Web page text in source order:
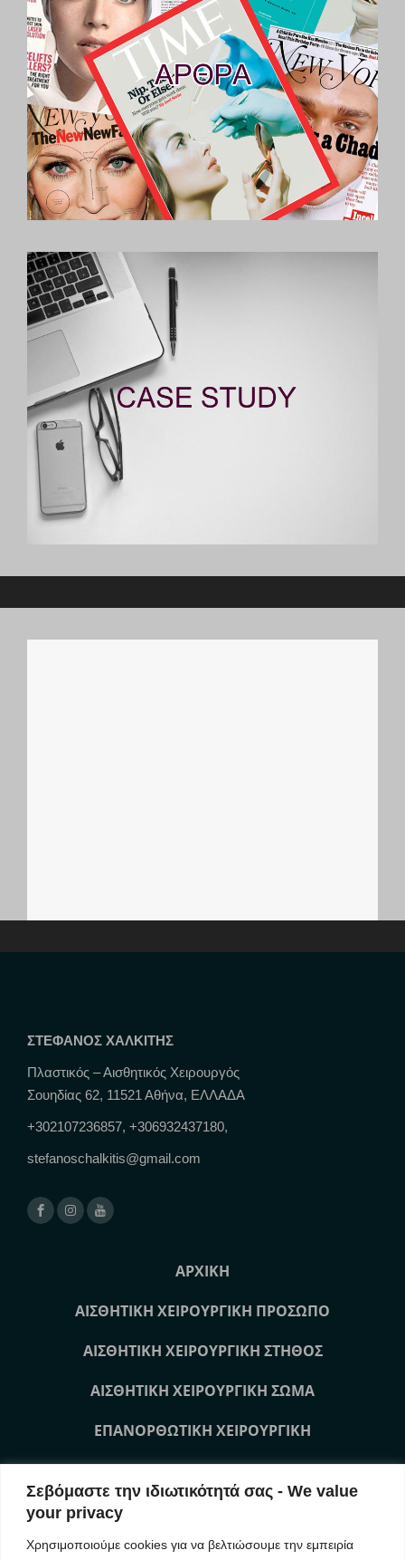
Σεβόμαστε την ιδιωτικότητά σας - We value
your privacy
Χρησιμοποιούμε cookies για να βελτιώσουμε την εμπειρία
ΣΤΕΦΑΝΟΣ ΧΑΛΚΙΤΗΣ
Πλαστικός – Αισθητικός Χειρουργός
Σουηδίας 62, 11521 Αθήνα, ΕΛΛΑΔΑ
+302107236857, +306932437180,
stefanoschalkitis@gmail.com
ΑΡΧΙΚΗ
ΑΙΣΘΗΤΙΚΗ ΧΕΙΡΟΥΡΓΙΚΗ ΠΡΟΣΩΠΟ
ΑΙΣΘΗΤΙΚΗ ΧΕΙΡΟΥΡΓΙΚΗ ΣΤΗΘΟΣ
ΑΙΣΘΗΤΙΚΗ ΧΕΙΡΟΥΡΓΙΚΗ ΣΩΜΑ
ΕΠΑΝΟΡΘΩΤΙΚΗ ΧΕΙΡΟΥΡΓΙΚΗ
ΜΗ ΧΕΙΡΟΥΡΓΙΚΕΣ ΘΕΡΑΠΕΙΕΣ ΠΡΟΣΩΠΟ
ΜΗ ΧΕΙΡΟΥΡΓΙΚΕΣ ΘΕΡΑΠΕΙΕΣ ΣΩΜΑ
ΕΠΙΚΟΙΝΩΝΙΑ